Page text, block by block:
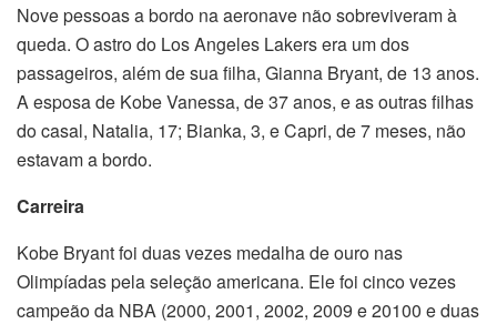
Nove pessoas a bordo na aeronave não sobreviveram à
queda. O astro do Los Angeles Lakers era um dos
passageiros, além de sua filha, Gianna Bryant, de 13 anos.
A esposa de Kobe Vanessa, de 37 anos, e as outras filhas
do casal, Natalia, 17; Bianka, 3, e Capri, de 7 meses, não
estavam a bordo.
Carreira
Kobe Bryant foi duas vezes medalha de ouro nas
Olimpíadas pela seleção americana. Ele foi cinco vezes
campeão da NBA (2000, 2001, 2002, 2009 e 20100 e duas